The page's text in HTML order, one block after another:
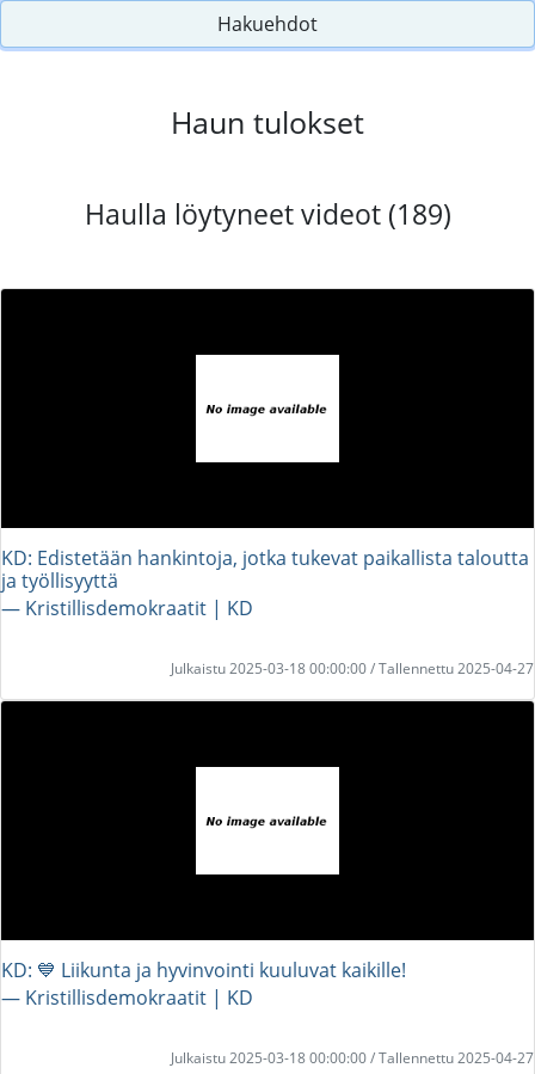
Hakuehdot
Haun tulokset
Haulla löytyneet videot (189)
KD: Edistetään hankintoja, jotka tukevat paikallista taloutta
ja työllisyyttä
― Kristillisdemokraatit | KD
Julkaistu 2025-03-18 00:00:00 / Tallennettu 2025-04-27
KD: 💙 Liikunta ja hyvinvointi kuuluvat kaikille!
― Kristillisdemokraatit | KD
Julkaistu 2025-03-18 00:00:00 / Tallennettu 2025-04-27